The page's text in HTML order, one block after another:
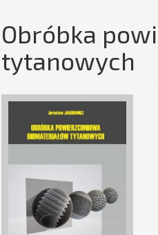
Obróbka
tytanowych